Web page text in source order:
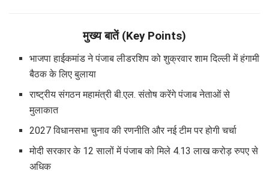
मुख्य बातें (Key Points)
भाजपा हाईकमांड ने पंजाब लीडरशिप को शुक्रवार शाम दिल्ली में हंगामी
बैठक के लिए बुलाया
राष्ट्रीय संगठन महामंत्री बी.एल. संतोष करेंगे पंजाब नेताओं से
मुलाकात
2027 विधानसभा चुनाव की रणनीति और नई टीम पर होगी चर्चा
मोदी सरकार के 12 सालों में पंजाब को मिले 4.13 लाख करोड़ रुपए से
अधिक